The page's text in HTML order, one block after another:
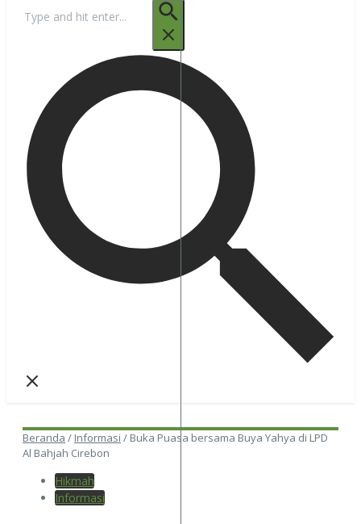
untuk:
Beranda / Informasi / Buka Puasa bersama Buya Yahya di LPD
Al Bahjah Cirebon
Hikmah
Informasi